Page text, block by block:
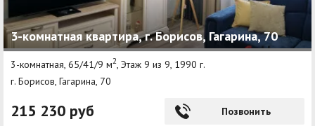
3-комнатная квартира, г. Борисов, Гагарина, 70
3-комнатная, 65/41/9 м2, Этаж 9 из 9, 1990 г.
г. Борисов, Гагарина, 70
215 230 руб Позвонить